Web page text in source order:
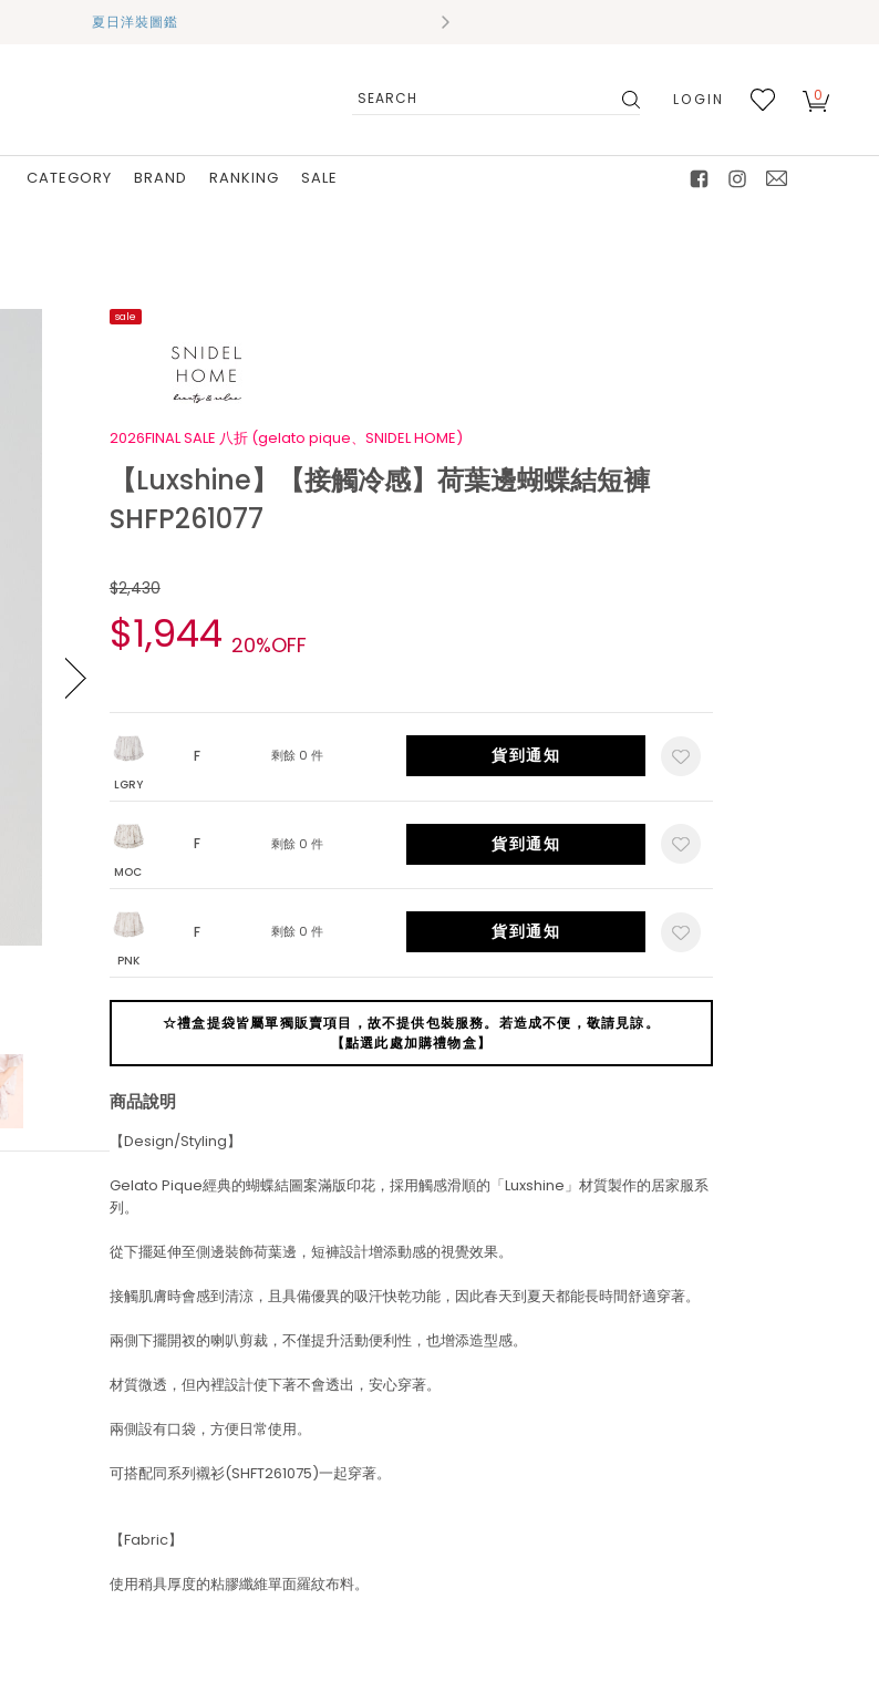
夏日洋裝圖鑑
LOGIN 0
CATEGORY BRAND RANKING
SALE
sale
2026FINAL SALE 八折 (gelato pique、SNIDEL HOME)
【Luxshine】【接觸冷感】荷葉邊蝴蝶結短褲
SHFP261077
$2,430
$1,944 20%OFF
LGRY
F 剩餘 0 件 貨到通知
MOC
F 剩餘 0 件 貨到通知
PNK
F 剩餘 0 件 貨到通知
☆禮盒提袋皆屬單獨販賣項目，故不提供包裝服務。若造成不便，敬請見諒。
【點選此處加購禮物盒】
商品說明
【Design/Styling】
Gelato Pique經典的蝴蝶結圖案滿版印花，採用觸感滑順的「Luxshine」材質製作的居家服系
列。
從下擺延伸至側邊裝飾荷葉邊，短褲設計增添動感的視覺效果。
接觸肌膚時會感到清涼，且具備優異的吸汗快乾功能，因此春天到夏天都能長時間舒適穿著。
兩側下擺開衩的喇叭剪裁，不僅提升活動便利性，也增添造型感。
材質微透，但內裡設計使下著不會透出，安心穿著。
兩側設有口袋，方便日常使用。
可搭配同系列襯衫(SHFT261075)一起穿著。
【Fabric】
使用稍具厚度的粘膠纖維單面羅紋布料。